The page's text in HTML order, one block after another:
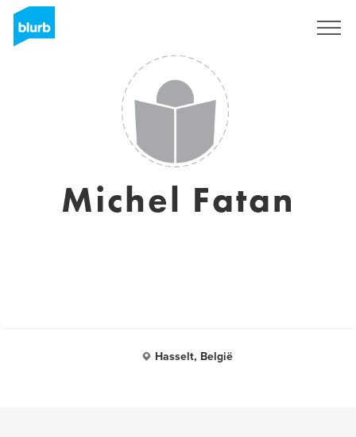
Michel Fatan
Hasselt, België